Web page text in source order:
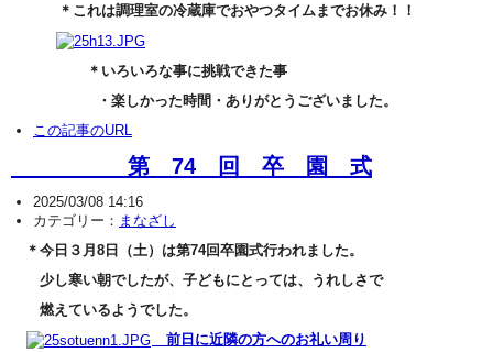
＊これは調理室の冷蔵庫でおやつタイムまでお休み！！
＊いろいろな事に挑戦できた事
・楽しかった時間・ありがとうございました。
この記事のURL
第 74 回 卒 園 式
2025/03/08 14:16
カテゴリー： まなざし
＊今日３月8日（土）は第74回卒園式行われました。
少し寒い朝でしたが、子どもにとっては、うれしさで
燃えているようでした。
前日に近隣の方へのお礼い周り